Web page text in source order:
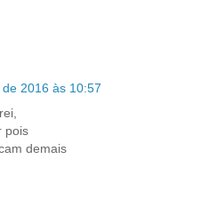
2016 às 10:57
pois
demais